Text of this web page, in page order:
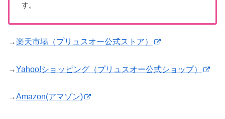
す。
→楽天市場（プリュスオー公式ストア）
→Yahoo!ショッピング（プリュスオー公式ショップ）
→Amazon(アマゾン)